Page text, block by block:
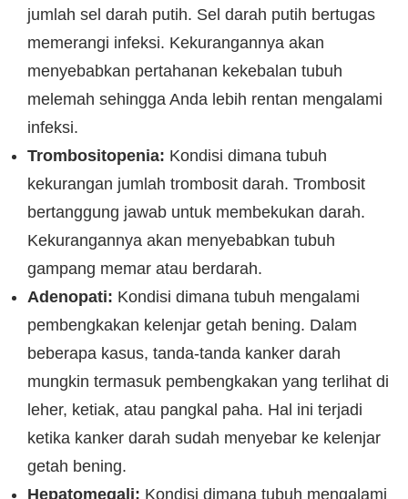
jumlah sel darah putih. Sel darah putih bertugas
memerangi infeksi. Kekurangannya akan
menyebabkan pertahanan kekebalan tubuh
melemah sehingga Anda lebih rentan mengalami
infeksi.
Trombositopenia: Kondisi dimana tubuh
kekurangan jumlah trombosit darah. Trombosit
bertanggung jawab untuk membekukan darah.
Kekurangannya akan menyebabkan tubuh
gampang memar atau berdarah.
Adenopati: Kondisi dimana tubuh mengalami
pembengkakan kelenjar getah bening. Dalam
beberapa kasus, tanda-tanda kanker darah
mungkin termasuk pembengkakan yang terlihat di
leher, ketiak, atau pangkal paha. Hal ini terjadi
ketika kanker darah sudah menyebar ke kelenjar
getah bening.
Hepatomegali: Kondisi dimana tubuh mengalami